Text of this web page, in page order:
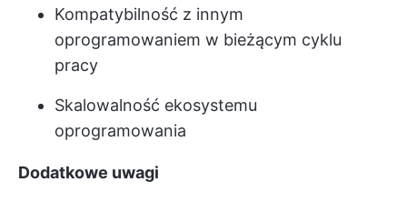
Kompatybilność z innym
oprogramowaniem w bieżącym cyklu
pracy
Skalowalność ekosystemu
oprogramowania
Dodatkowe uwagi